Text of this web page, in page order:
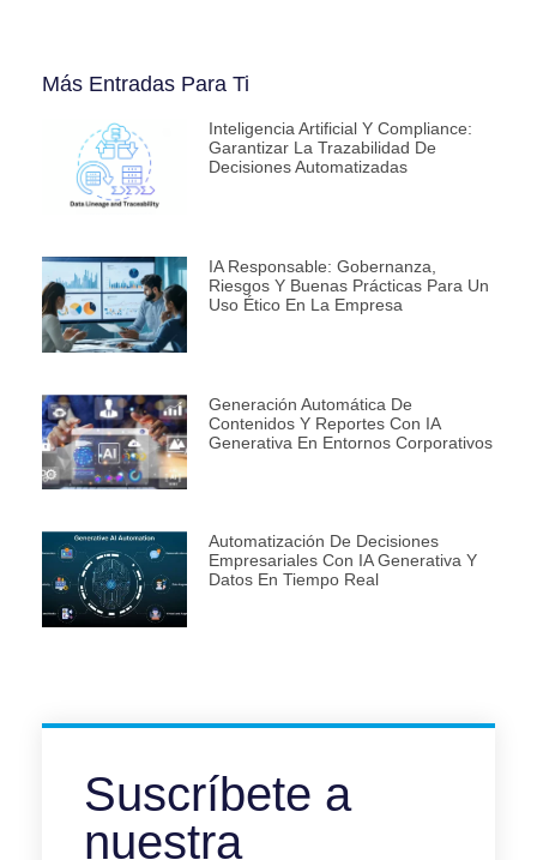
Más Entradas Para Ti
Inteligencia Artificial Y Compliance:
Garantizar La Trazabilidad De
Decisiones Automatizadas
IA Responsable: Gobernanza,
Riesgos Y Buenas Prácticas Para Un
Uso Ético En La Empresa
Generación Automática De
Contenidos Y Reportes Con IA
Generativa En Entornos Corporativos
Automatización De Decisiones
Empresariales Con IA Generativa Y
Datos En Tiempo Real
Suscríbete a
nuestra